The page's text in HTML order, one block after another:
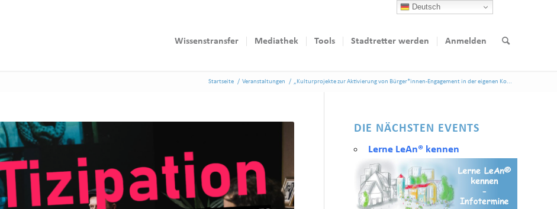
Wissenstransfer Mediathek Tools Stadtretter werden Anmelden
Startseite / Veranstaltungen / „Kulturprojekte zur Aktivierung von Bürger*innen-Engagement in der eigenen Ko...
DIE NÄCHSTEN EVENTS
Lerne LeAn® kennen
Deutsch